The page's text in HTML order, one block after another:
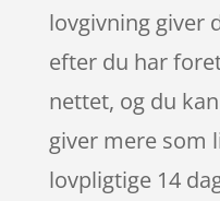
lovgivning giver
efter du har
nettet, og du
giver mere som
lovpligtige 14